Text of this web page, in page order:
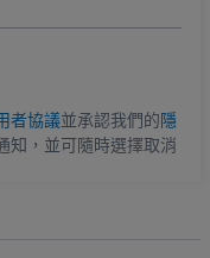
者協議並承認我們的隱
知，並可隨時選擇取消